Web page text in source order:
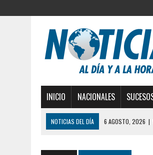
INICIO NACIONALES
NOTICIAS DEL DÍA 6 AGOSTO, 2026 |